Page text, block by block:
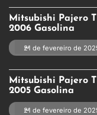
Mitsubishi Pajero
2006 Gasolina
21 de fevereiro de
Mitsubishi Pajero
2005 Gasolina
21 de fevereiro de